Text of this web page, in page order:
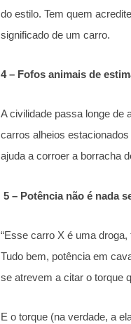
do estilo. Tem quem
significado de um carro.
4 – Fofos animais de
A civilidade passa longe de
carros alheios
ajuda a corroer a borracha
5 – Potência não é nada
“Esse carro X é uma droga,
Tudo bem, potência em
se atrevem a citar o torque
E o torque (na verdade, a